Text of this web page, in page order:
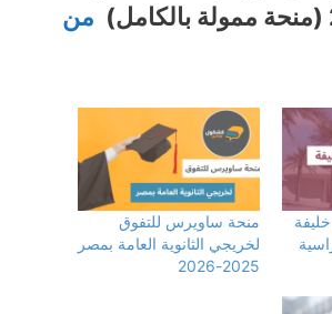
من
منحة ساويرس للتفوق
لخريجي الثانوية العامة بمصر
2025-2026